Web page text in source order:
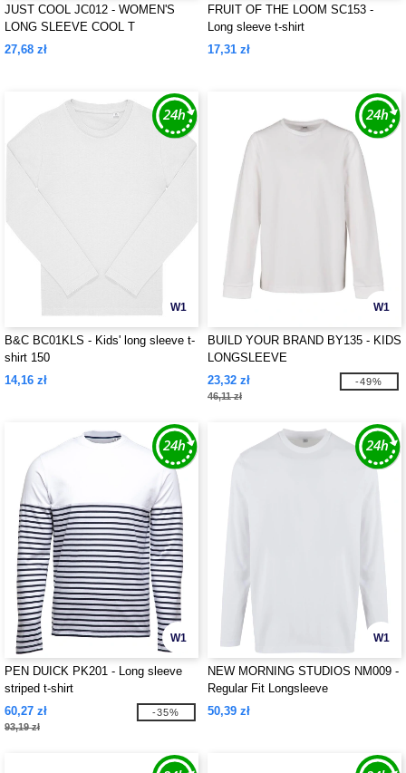
JUST COOL JC012 - WOMEN'S
LONG SLEEVE COOL T
27,68 zł
FRUIT OF THE LOOM SC153 -
Long sleeve t-shirt
17,31 zł
W1
B&C BC01KLS - Kids' long sleeve t-
shirt 150
14,16 zł
W1
BUILD YOUR BRAND BY135 - KIDS
LONGSLEEVE
23,32 zł
46,11 zł
-49%
W1
PEN DUICK PK201 - Long sleeve
striped t-shirt
60,27 zł
93,19 zł
-35%
W1
NEW MORNING STUDIOS NM009 -
Regular Fit Longsleeve
50,39 zł